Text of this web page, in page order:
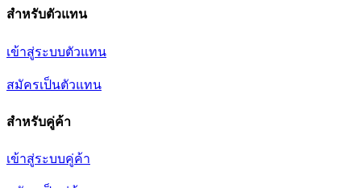
สำหรับตัวแทน
เข้าสู่ระบบตัวแทน
สมัครเป็นตัวแทน
สำหรับคู่ค้า
เข้าสู่ระบบคู่ค้า